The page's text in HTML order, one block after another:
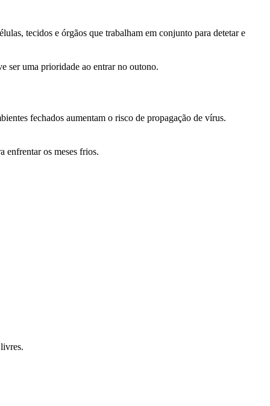
tecidos e órgãos que trabalham em conjunto para detetar e
ser uma prioridade ao entrar no outono.
fechados aumentam o risco de propagação de vírus.
enfrentar os meses frios.